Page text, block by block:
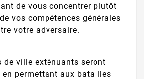
de vous concentrer plutôt
vos compétences générales
votre adversaire.
de ville exténuants seront
en permettant aux batailles